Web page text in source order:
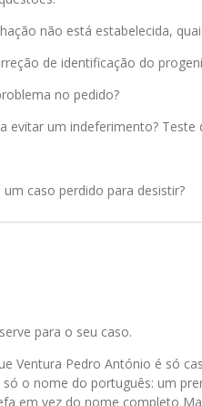
não está estabelecida,
de identificação do
no pedido?
evitar um indeferimento?
caso perdido para desistir?
para o seu caso.
Ventura Pedro António é só
só o nome do português: um
em vez do nome completo